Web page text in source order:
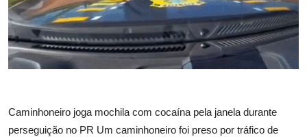
Caminhoneiro joga mochila com cocaína pela janela durante
perseguição no PR Um caminhoneiro foi preso por tráfico de